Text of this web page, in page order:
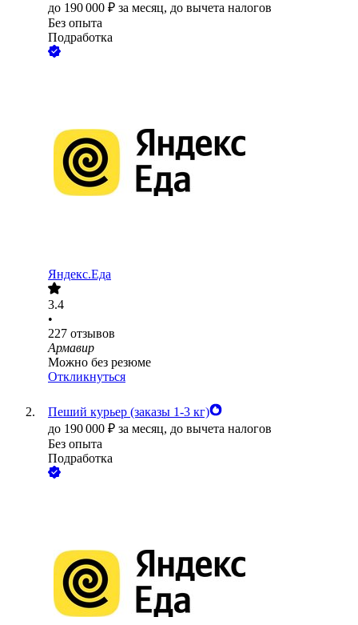
до 190 000 ₽ за месяц, до вычета налогов
Без опыта
Подработка
Яндекс.Еда
3.4
•
227 отзывов
Армавир
Можно без резюме
Откликнуться
Пеший курьер (заказы 1-3 кг)
до 190 000 ₽ за месяц, до вычета налогов
Без опыта
Подработка